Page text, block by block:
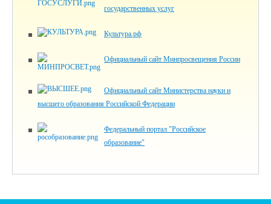
государственных услуг
Культура.рф
Официальный сайт Минпросвещения России
Официальный сайт Министерства науки и
высшего образования Российской Федерации
Федеральный портал "Российское
образование"